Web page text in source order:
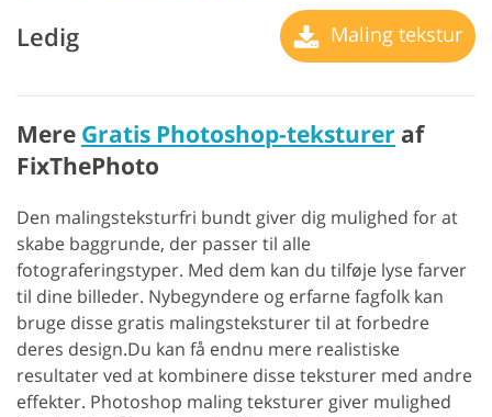
Ledig Maling tekstur
Mere Gratis Photoshop-teksturer af
FixThePhoto
Den malingsteksturfri bundt giver dig mulighed for at
skabe baggrunde, der passer til alle
fotograferingstyper. Med dem kan du tilføje lyse farver
til dine billeder. Nybegyndere og erfarne fagfolk kan
bruge disse gratis malingsteksturer til at forbedre
deres design.Du kan få endnu mere realistiske
resultater ved at kombinere disse teksturer med andre
effekter. Photoshop maling teksturer giver mulighed